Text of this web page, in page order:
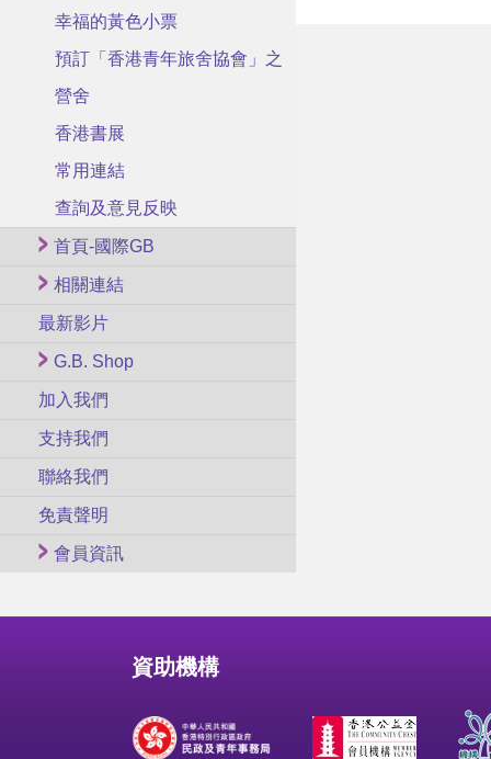
幸福的黃色小票
預訂「香港青年旅舍協會」之
營舍
香港書展
常用連結
查詢及意見反映
首頁-國際GB
相關連結
最新影片
G.B. Shop
加入我們
支持我們
聯絡我們
免責聲明
會員資訊
資助機構